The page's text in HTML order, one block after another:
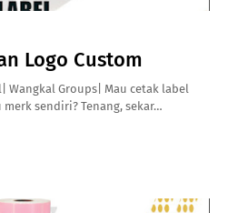
Logo Custom
Groups| Mau cetak label
sendiri? Tenang, sekar…